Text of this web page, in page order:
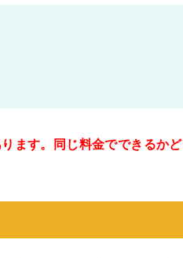
ます。同じ料金でできるかど